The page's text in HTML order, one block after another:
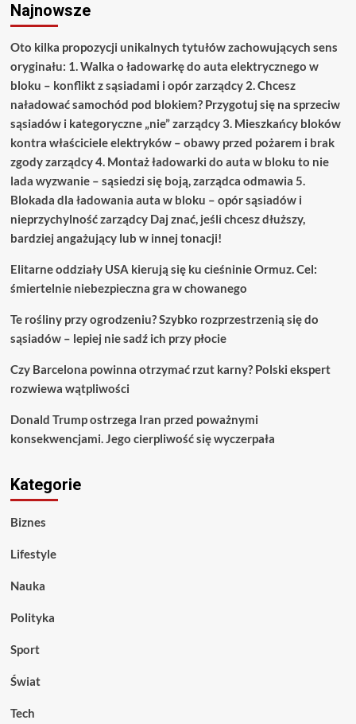
Najnowsze
Oto kilka propozycji unikalnych tytułów zachowujących sens
oryginału: 1. Walka o ładowarkę do auta elektrycznego w
bloku – konflikt z sąsiadami i opór zarządcy 2. Chcesz
naładować samochód pod blokiem? Przygotuj się na sprzeciw
sąsiadów i kategoryczne „nie” zarządcy 3. Mieszkańcy bloków
kontra właściciele elektryków – obawy przed pożarem i brak
zgody zarządcy 4. Montaż ładowarki do auta w bloku to nie
lada wyzwanie – sąsiedzi się boją, zarządca odmawia 5.
Blokada dla ładowania auta w bloku – opór sąsiadów i
nieprzychylność zarządcy Daj znać, jeśli chcesz dłuższy,
bardziej angażujący lub w innej tonacji!
Elitarne oddziały USA kierują się ku cieśninie Ormuz. Cel:
śmiertelnie niebezpieczna gra w chowanego
Te rośliny przy ogrodzeniu? Szybko rozprzestrzenią się do
sąsiadów – lepiej nie sadź ich przy płocie
Czy Barcelona powinna otrzymać rzut karny? Polski ekspert
rozwiewa wątpliwości
Donald Trump ostrzega Iran przed poważnymi
konsekwencjami. Jego cierpliwość się wyczerpała
Kategorie
Biznes
Lifestyle
Nauka
Polityka
Sport
Świat
Tech